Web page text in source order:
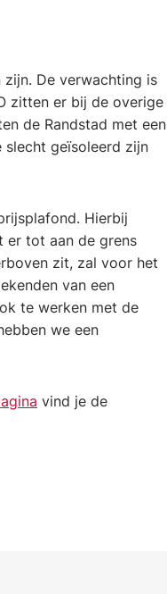
De verwachting is
zitten er bij de overige
de Randstad met een
slecht geïsoleerd zijn
Hierbij
er tot aan de grens
zit, zal voor het
van een
te werken met de
we een
vind je de